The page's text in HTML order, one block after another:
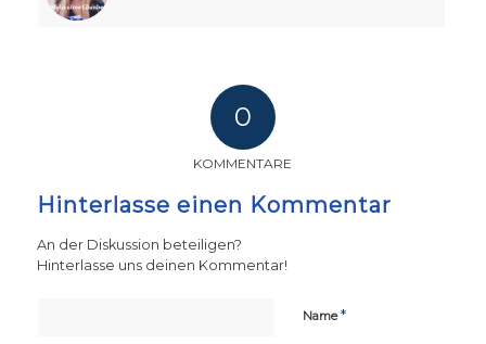
0
KOMMENTARE
Hinterlasse einen Kommentar
An der Diskussion beteiligen?
Hinterlasse uns deinen Kommentar!
Name*